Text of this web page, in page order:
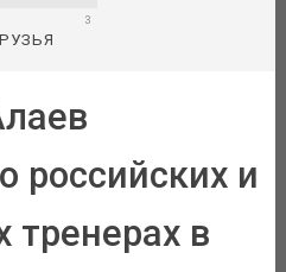
3
российских и
тренерах в